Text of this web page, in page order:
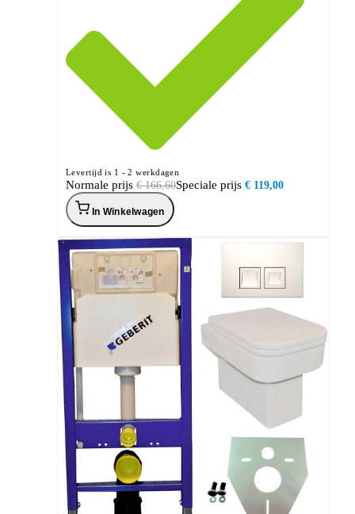
Levertijd is 1 - 2 werkdagen
Speciale prijs € 119,00
Normale prijs € 166,60
In Winkelwagen